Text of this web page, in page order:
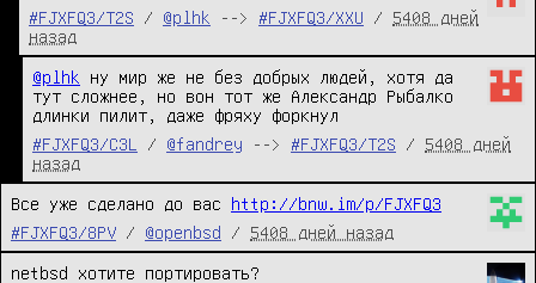
#FJXFQ3/T2S
/ @plhk --> #FJXFQ3/XXU / 5408 дней
назад
@plhk
ну мир же не без добрых людей, хотя да
тут сложнее, но вон тот же Александр Рыбалко
длинки пилит, даже фряху форкнул
#FJXFQ3/C3L
/ @fandrey --> #FJXFQ3/T2S / 5408 дней
назад
Все уже сделано до вас http://bnw.im/p/FJXFQ3
#FJXFQ3/8PV
/ @openbsd / 5408 дней назад
netbsd хотите портировать?